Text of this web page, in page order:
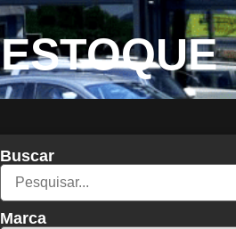
ESTOQUE
Buscar
Marca